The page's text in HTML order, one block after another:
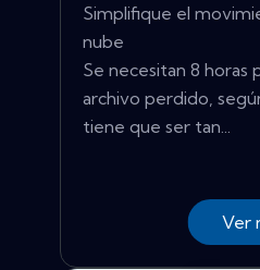
Simplifique el
nube
Se necesitan 8 horas
archivo perdido,
tiene que ser tan...
Ver